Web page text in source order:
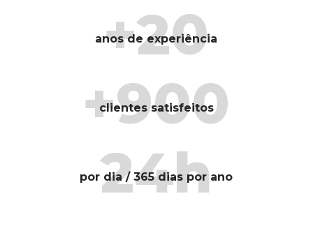
+20
anos de experiência
+900
clientes satisfeitos
24h
por dia / 365 dias por ano